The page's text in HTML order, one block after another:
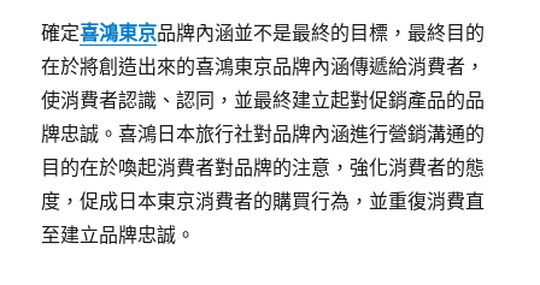
確定喜鴻東京品牌內涵並不是最終的目標，最終目的
在於將創造出來的喜鴻東京品牌內涵傳遞給消費者，
使消費者認識、認同，並最終建立起對促銷產品的品
牌忠誠。喜鴻日本旅行社對品牌內涵進行營銷溝通的
目的在於喚起消費者對品牌的注意，強化消費者的態
度，促成日本東京消費者的購買行為，並重復消費直
至建立品牌忠誠。